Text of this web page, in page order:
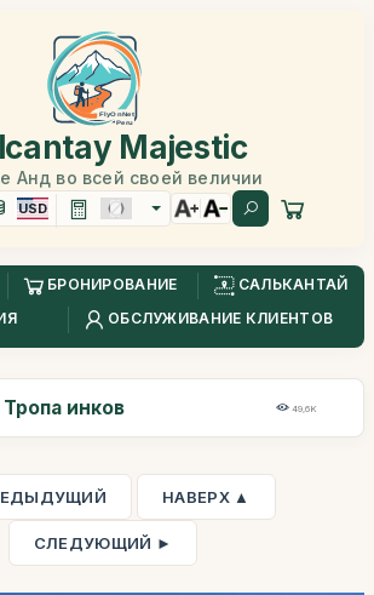
Majestic
Анд во всей своей величии
USD
БРОНИРОВАНИЕ
САЛЬКАНТАЙ
ОБСЛУЖИВАНИЕ КЛИЕНТОВ
инков 49,6K
НАВЕРХ ▲
СЛЕДУЮЩИЙ ►